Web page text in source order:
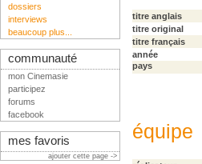
titre anglais
titre original
titre français
année
pays
équipe
dossiers
interviews
beaucoup plus...
communauté
mon Cinemasie
participez
forums
facebook
mes favoris
ajouter cette page ->